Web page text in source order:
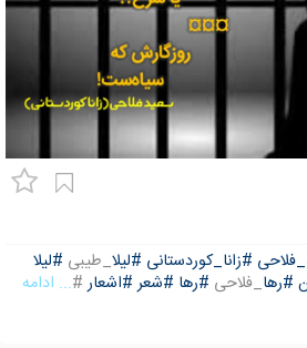
#زانا_کوردستانی #لیلا_طیبی #لیلا
#رها_فلاحی #رها #شعر #اشعار#... ادامه